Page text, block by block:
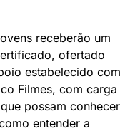
receberão um
ofertado
estabelecido com
Filmes, com carga
possam conhecer
entender a